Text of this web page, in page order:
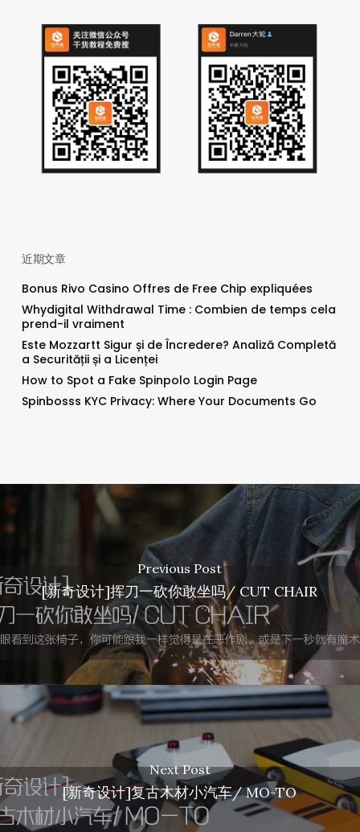
近期文章
Bonus Rivo Casino Offres de Free Chip expliquées
Whydigital Withdrawal Time : Combien de temps cela
prend-il vraiment
Este Mozzartt Sigur și de Încredere? Analiză Completă
a Securității și a Licenței
How to Spot a Fake Spinpolo Login Page
Spinbosss KYC Privacy: Where Your Documents Go
Previous Post
[新奇设计]挥刀一砍你敢坐吗/ CUT CHAIR
Next Post
[新奇设计]复古木材小汽车/ MO-TO